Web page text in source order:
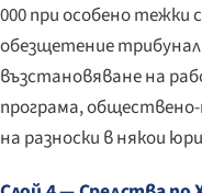
000 при особено тежки
обезщетение
възстановяване на
програма,
на разноски в някои